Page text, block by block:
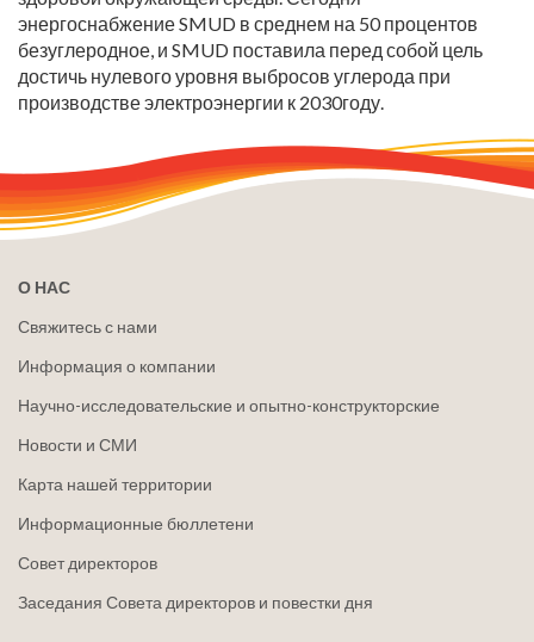
энергоснабжение SMUD в среднем на 50 процентов
безуглеродное, и SMUD поставила перед собой цель
достичь нулевого уровня выбросов углерода при
производстве электроэнергии к 2030году.
О НАС
Свяжитесь с нами
Информация о компании
Научно-исследовательские и опытно-конструкторские
Новости и СМИ
Карта нашей территории
Информационные бюллетени
Совет директоров
Заседания Совета директоров и повестки дня